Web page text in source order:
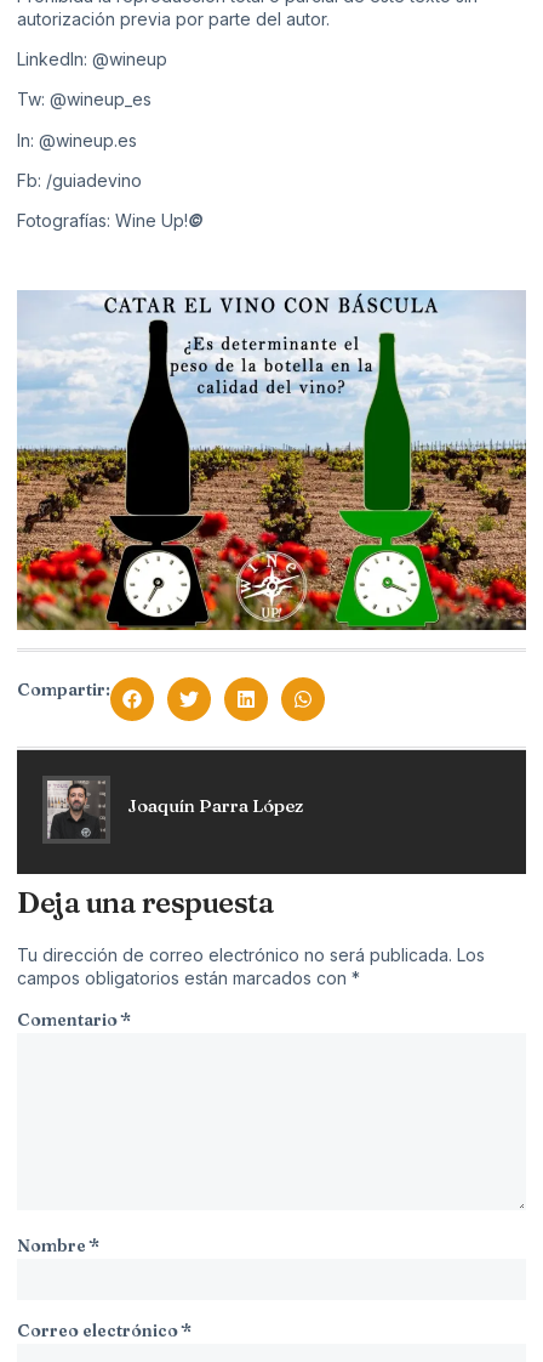
autorización previa por parte del autor.
LinkedIn: @wineup
Tw: @wineup_es
In: @wineup.es
Fb: /guiadevino
Fotografías: Wine Up!©
Compartir:
Joaquín Parra López
Deja una respuesta
Tu dirección de correo electrónico no será publicada. Los
campos obligatorios están marcados con *
Comentario*
Nombre*
Correo electrónico*